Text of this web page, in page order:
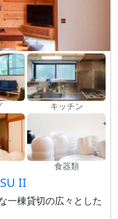
キッチン
食器類
II
一棟貸切の広々とした